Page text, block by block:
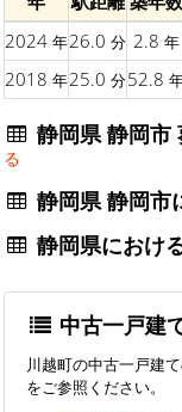
2024 年26.0 分 2.8 年
2018 年25.0 分52.8
静岡県 静岡
る
静岡県 静岡
静岡県にお
中古一戸建
川越町の中古一戸建
をご参照ください。